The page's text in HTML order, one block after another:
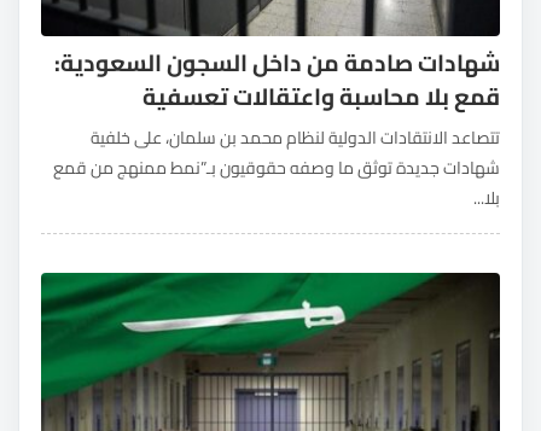
شهادات صادمة من داخل السجون السعودية:
قمع بلا محاسبة واعتقالات تعسفية
تتصاعد الانتقادات الدولية لنظام محمد بن سلمان، على خلفية
شهادات جديدة توثق ما وصفه حقوقيون بـ”نمط ممنهج من قمع
بلا...